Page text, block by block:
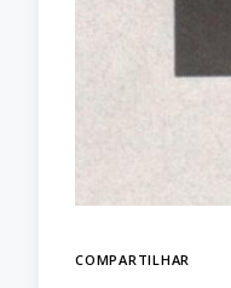
COMPARTILHAR